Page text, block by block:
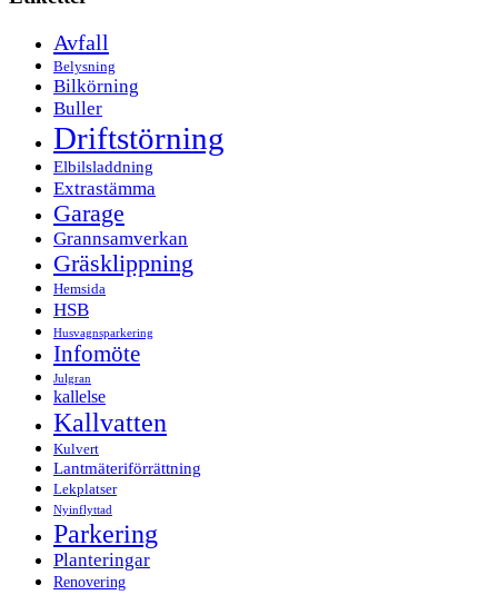
Avfall
Belysning
Bilkörning
Buller
Driftstörning
Elbilsladdning
Extrastämma
Garage
Grannsamverkan
Gräsklippning
Hemsida
HSB
Husvagnsparkering
Infomöte
Julgran
kallelse
Kallvatten
Kulvert
Lantmäteriförrättning
Lekplatser
Nyinflyttad
Parkering
Planteringar
Renovering